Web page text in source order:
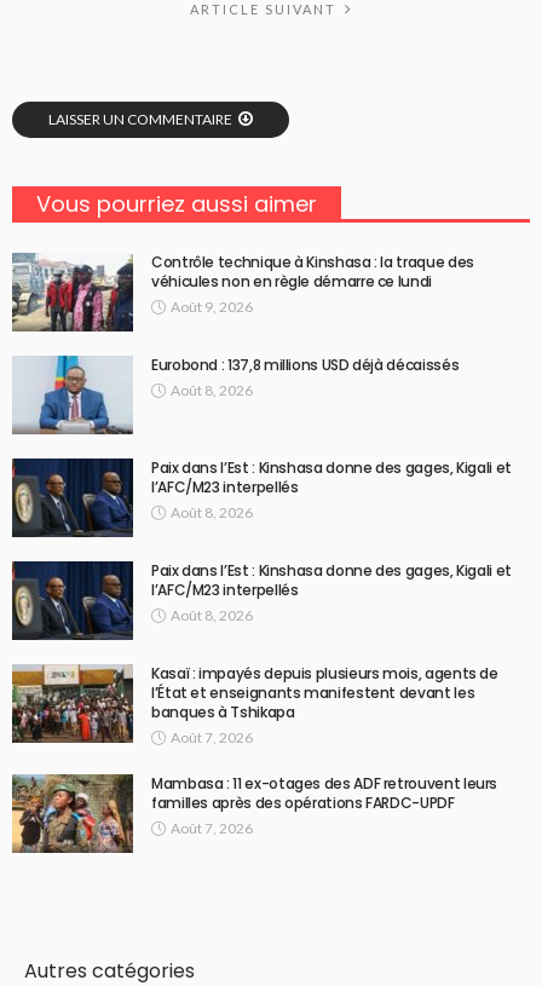
ARTICLE SUIVANT
LAISSER UN COMMENTAIRE
Vous pourriez aussi aimer
Contrôle technique à Kinshasa : la traque des
véhicules non en règle démarre ce lundi
Août 9, 2026
Eurobond : 137,8 millions USD déjà décaissés
Août 8, 2026
Paix dans l’Est : Kinshasa donne des gages, Kigali et
l’AFC/M23 interpellés
Août 8, 2026
Paix dans l’Est : Kinshasa donne des gages, Kigali et
l’AFC/M23 interpellés
Août 8, 2026
Kasaï : impayés depuis plusieurs mois, agents de
l’État et enseignants manifestent devant les
banques à Tshikapa
Août 7, 2026
Mambasa : 11 ex-otages des ADF retrouvent leurs
familles après des opérations FARDC-UPDF
Août 7, 2026
Autres catégories